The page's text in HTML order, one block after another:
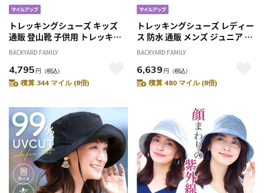
トレッキングシューズ キッズ
通販 登山靴 子供用 トレッキン
グ シューズ 子供 子ども albatre
ングシューズ ジュニア 登山シ
ューズ 軽登山 遠足 ハイキング
レクター
BACKYARD FAMILY
4,795 円 （税込）
積算 344 マイル (8倍)
トレッキングシューズ レディー
ス 防水 通販 メンズ ジュニア 登
山靴 ハイキングシューズ 山登
キッズ 大きいサイズ 小さいサ
イズ 子供用 大人用 ライトトレ
25.5cm 26cm 26.5cm 27cm
27.5cm
BACKYARD FAMILY
6,639 円 （税込）
積算 480 マイル (8倍)